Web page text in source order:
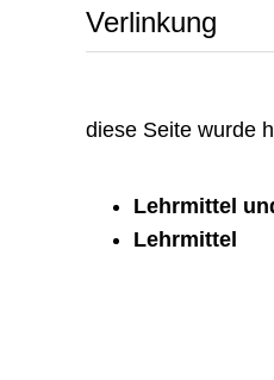
Verlinkung
diese Seite wurde
Lehrmittel
Lehrmittel